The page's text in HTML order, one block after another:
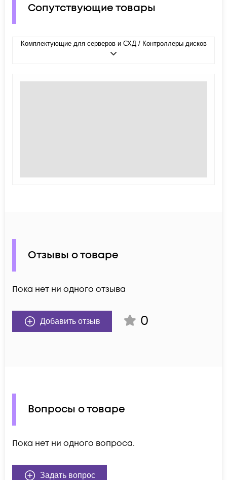
Сопутствующие товары
Комплектующие для серверов и СХД / Контроллеры дисков
Отзывы о товаре
Пока нет ни одного отзыва
Добавить отзыв 0
Вопросы о товаре
Пока нет ни одного вопроса.
Задать вопрос